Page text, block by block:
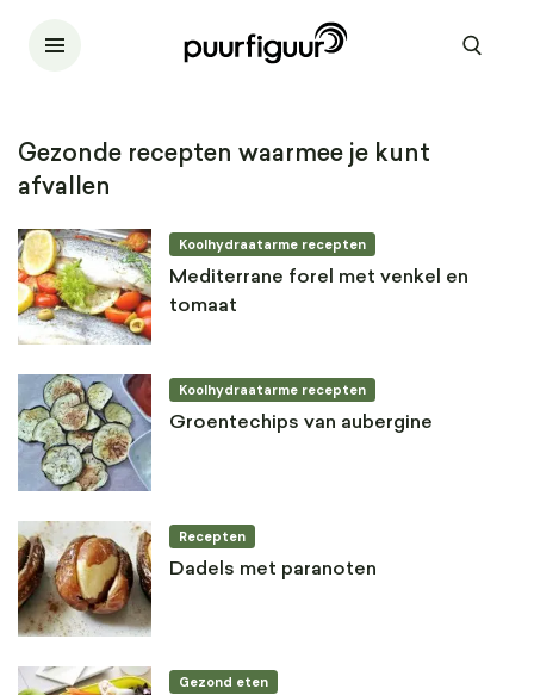
Gezonde recepten waarmee je kunt
afvallen
Koolhydraatarme recepten
Mediterrane forel met venkel en
tomaat
Koolhydraatarme recepten
Groentechips van aubergine
Recepten
Dadels met paranoten
Gezond eten